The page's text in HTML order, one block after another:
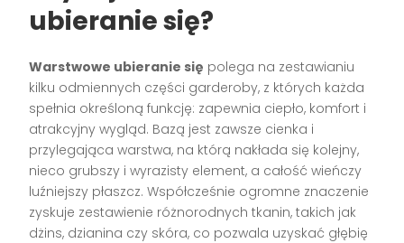
ubieranie się?
Warstwowe ubieranie się polega na zestawianiu
kilku odmiennych części garderoby, z których każda
spełnia określoną funkcję: zapewnia ciepło, komfort i
atrakcyjny wygląd. Bazą jest zawsze cienka i
przylegająca warstwa, na którą nakłada się kolejny,
nieco grubszy i wyrazisty element, a całość wieńczy
luźniejszy płaszcz. Współcześnie ogromne znaczenie
zyskuje zestawienie różnorodnych tkanin, takich jak
dżins, dzianina czy skóra, co pozwala uzyskać głębię